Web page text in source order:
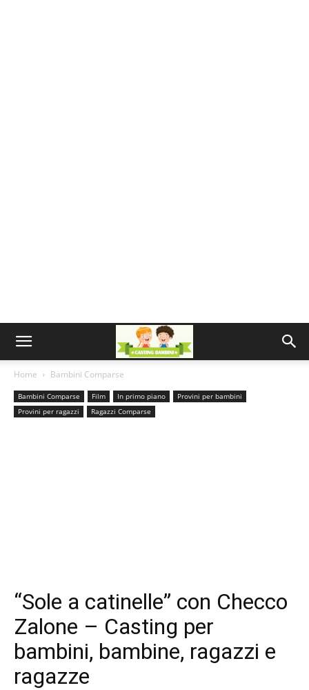
Home Bambini Comparse
Bambini Comparse Film In primo piano
Provini per bambini
Provini per ragazzi
Ragazzi Comparse
“Sole a catinelle” con Checco
Zalone – Casting per
bambini, bambine, ragazzi e
ragazze